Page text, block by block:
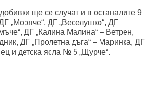
ще се случат и в останалите 9
„Моряче“, ДГ „Веселушко“, ДГ
ДГ „Калина Малина“ – Ветрен,
ДГ „Пролетна дъга“ – Маринка, ДГ
и детска ясла № 5 „Щурче“.